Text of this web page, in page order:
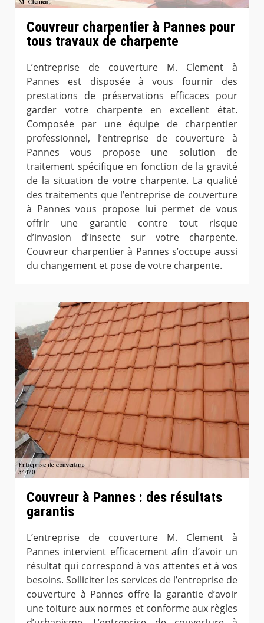
Couvreur charpentier à Pannes pour
tous travaux de charpente
L’entreprise de couverture M. Clement à
Pannes est disposée à vous fournir des
prestations de préservations efficaces pour
garder votre charpente en excellent état.
Composée par une équipe de charpentier
professionnel, l’entreprise de couverture à
Pannes vous propose une solution de
traitement spécifique en fonction de la gravité
de la situation de votre charpente. La qualité
des traitements que l’entreprise de couverture
à Pannes vous propose lui permet de vous
offrir une garantie contre tout risque
d’invasion d’insecte sur votre charpente.
Couvreur charpentier à Pannes s’occupe aussi
du changement et pose de votre charpente.
Couvreur à Pannes : des résultats
garantis
L’entreprise de couverture M. Clement à
Pannes intervient efficacement afin d’avoir un
résultat qui correspond à vos attentes et à vos
besoins. Solliciter les services de l’entreprise de
couverture à Pannes offre la garantie d’avoir
une toiture aux normes et conforme aux règles